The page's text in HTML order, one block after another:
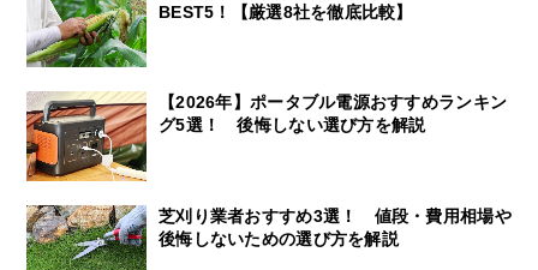
BEST5！【厳選8社を徹底比較】
【2026年】ポータブル電源おすすめランキン
グ5選！ 後悔しない選び方を解説
芝刈り業者おすすめ3選！ 値段・費用相場や
後悔しないための選び方を解説